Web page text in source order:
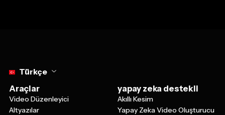
Türkçe
Araçlar
Video Düzenleyici
Altyazılar
yapay zeka destekli
Akıllı Kesim
Yapay Zeka Video Oluşturucu